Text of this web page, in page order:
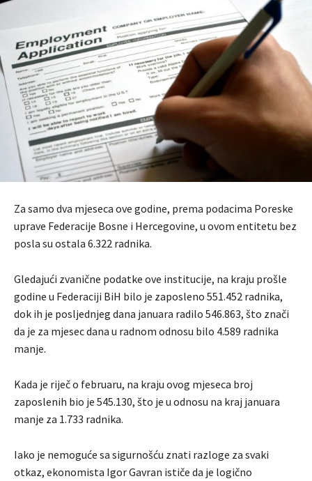
Za samo dva mjeseca ove godine, prema podacima Poreske
uprave Federacije Bosne i Hercegovine, u ovom entitetu bez
posla su ostala 6.322 radnika.
Gledajući zvanične podatke ove institucije, na kraju prošle
godine u Federaciji BiH bilo je zaposleno 551.452 radnika,
dok ih je posljednjeg dana januara radilo 546.863, što znači
da je za mjesec dana u radnom odnosu bilo 4.589 radnika
manje.
Kada je riječ o februaru, na kraju ovog mjeseca broj
zaposlenih bio je 545.130, što je u odnosu na kraj januara
manje za 1.733 radnika.
Iako je nemoguće sa sigurnošću znati razloge za svaki
otkaz, ekonomista Igor Gavran ističe da je logično